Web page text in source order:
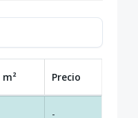
m² Precio
-